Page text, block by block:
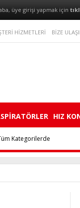
üye girişi yapmak için
HİZMETLERİ BİZE
HIZ